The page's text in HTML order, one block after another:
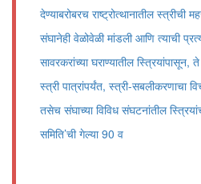
देण्याबरोबरच राष्ट्रोत्थानातील स्त्रीची
संघानेही वेळोवेळी मांडली आणि त्याची
सावरकरांच्या घराण्यातील स्त्रियांपासून,
स्त्री पात्रांपर्यंत, स्त्री-सबलीकरणाचा
तसेच संघाच्या विविध संघटनांतील
समिति‌’ची गेल्या 90 व